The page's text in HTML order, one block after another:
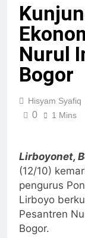
Nurul
Bogor
Hisyam Syafiq
0 1 Mins
Lirboyonet,
(12/10)
pengurus
Lirboyo
Pesantren
Bogor.